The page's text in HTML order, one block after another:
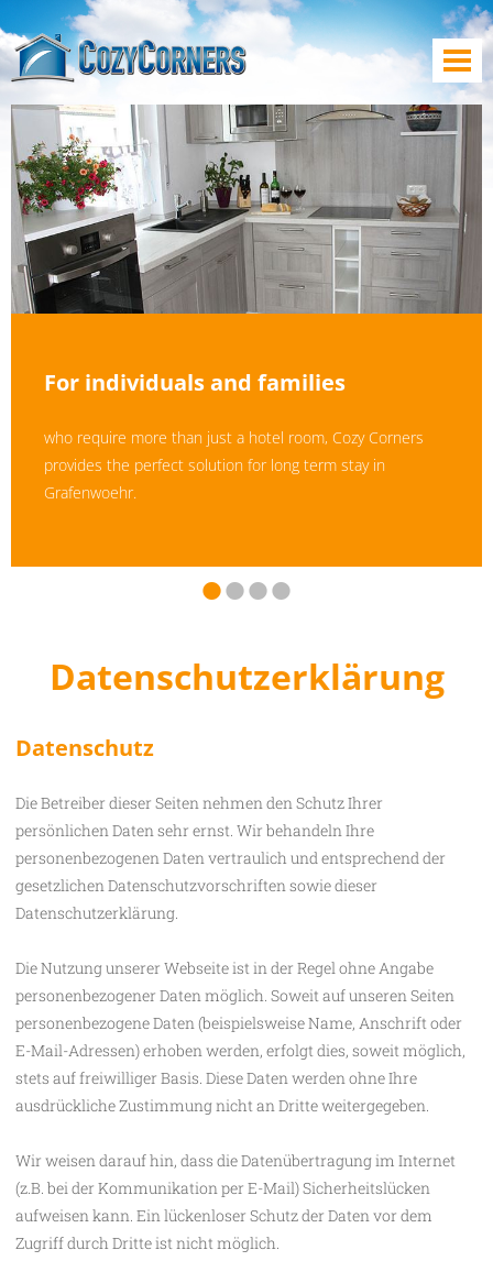
For individuals and families
who require more than just a hotel room, Cozy Corners
provides the perfect solution for long term stay in
Grafenwoehr.
••••
Datenschutzerklärung
Datenschutz
Die Betreiber dieser Seiten nehmen den Schutz Ihrer
persönlichen Daten sehr ernst. Wir behandeln Ihre
personenbezogenen Daten vertraulich und entsprechend der
gesetzlichen Datenschutzvorschriften sowie dieser
Datenschutzerklärung.
Die Nutzung unserer Webseite ist in der Regel ohne Angabe
personenbezogener Daten möglich. Soweit auf unseren Seiten
personenbezogene Daten (beispielsweise Name, Anschrift oder
E-Mail-Adressen) erhoben werden, erfolgt dies, soweit möglich,
stets auf freiwilliger Basis. Diese Daten werden ohne Ihre
ausdrückliche Zustimmung nicht an Dritte weitergegeben.
Wir weisen darauf hin, dass die Datenübertragung im Internet
(z.B. bei der Kommunikation per E-Mail) Sicherheitslücken
aufweisen kann. Ein lückenloser Schutz der Daten vor dem
Zugriff durch Dritte ist nicht möglich.